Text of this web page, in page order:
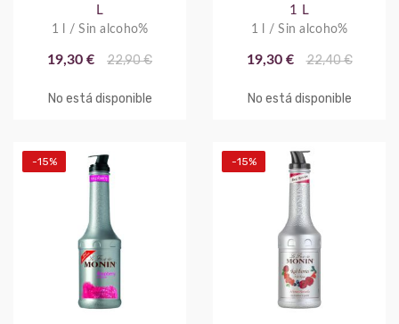
L
1 l / Sin alcoho%
19,30 € 22,90 €
No está disponible
1 L
1 l / Sin alcoho%
19,30 € 22,40 €
No está disponible
-15% -15%